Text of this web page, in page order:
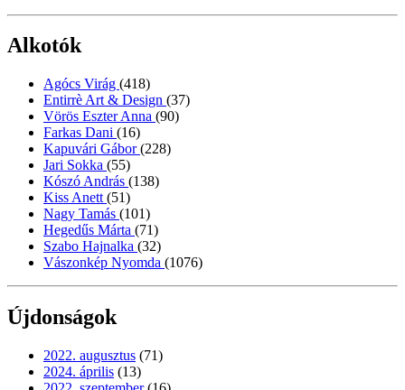
Alkotók
Agócs Virág (418)
Entirrè Art & Design (37)
Vörös Eszter Anna (90)
Farkas Dani (16)
Kapuvári Gábor(228)
Jari Sokka (55)
Kószó András (138)
Kiss Anett (51)
Nagy Tamás (101)
Hegedűs Márta (71)
Szabo Hajnalka (32)
Vászonkép Nyomda (1076)
Újdonságok
2022. augusztus (71)
2024. április (13)